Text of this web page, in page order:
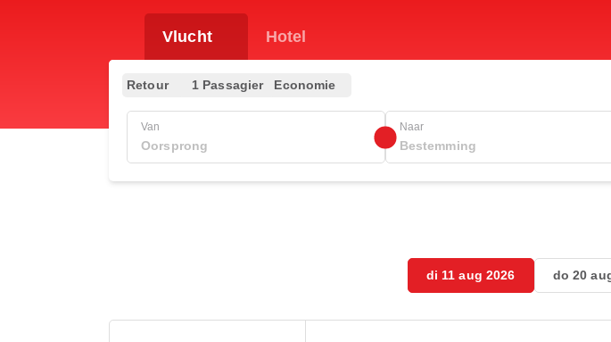
Vlucht Hotel
Retour 1 Passagier Economie
Van Naar
di 11 aug 2026 do 20